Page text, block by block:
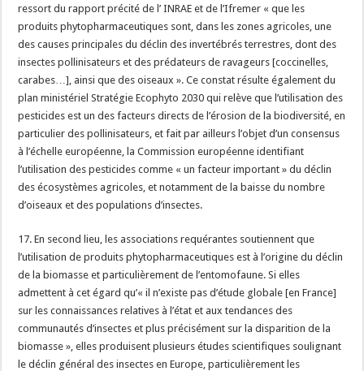
ressort du rapport précité de l’ INRAE et de l’Ifremer « que les
produits phytopharmaceutiques sont, dans les zones agricoles, une
des causes principales du déclin des invertébrés terrestres, dont des
insectes pollinisateurs et des prédateurs de ravageurs [coccinelles,
carabes…], ainsi que des oiseaux ». Ce constat résulte également du
plan ministériel Stratégie Ecophyto 2030 qui relève que l’utilisation des
pesticides est un des facteurs directs de l’érosion de la biodiversité, en
particulier des pollinisateurs, et fait par ailleurs l’objet d’un consensus
à l’échelle européenne, la Commission européenne identifiant
l’utilisation des pesticides comme « un facteur important » du déclin
des écosystèmes agricoles, et notamment de la baisse du nombre
d’oiseaux et des populations d’insectes.
17. En second lieu, les associations requérantes soutiennent que
l’utilisation de produits phytopharmaceutiques est à l’origine du déclin
de la biomasse et particulièrement de l’entomofaune. Si elles
admettent à cet égard qu’« il n’existe pas d’étude globale [en France]
sur les connaissances relatives à l’état et aux tendances des
communautés d’insectes et plus précisément sur la disparition de la
biomasse », elles produisent plusieurs études scientifiques soulignant
le déclin général des insectes en Europe, particulièrement les